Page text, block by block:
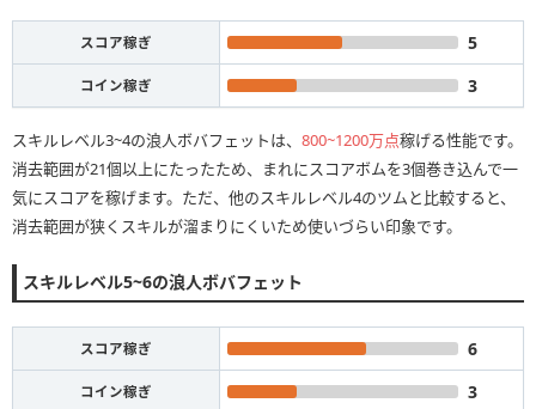
スコア稼ぎ 5
コイン稼ぎ 3
スキルレベル3~4の浪人ボバフェットは、 800~1200万点稼げる性能です。
消去範囲が21個以上にたったため、まれにスコアボムを3個巻き込んで一
気にスコアを稼げます。ただ、他のスキルレベル4のツムと比較すると、
消去範囲が狭くスキルが溜まりにくいため使いづらい印象です。
スキルレベル5~6の浪人ボバフェット
スコア稼ぎ 6
コイン稼ぎ 3